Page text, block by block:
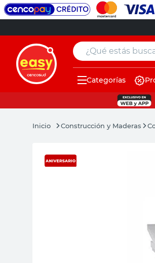
¿Qué estás
Categorías
Construcción y Maderas
muebles